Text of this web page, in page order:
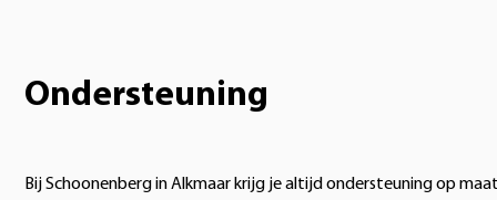
Ondersteuning
Bij Schoonenberg in Alkmaar krijg je altijd ondersteuning op